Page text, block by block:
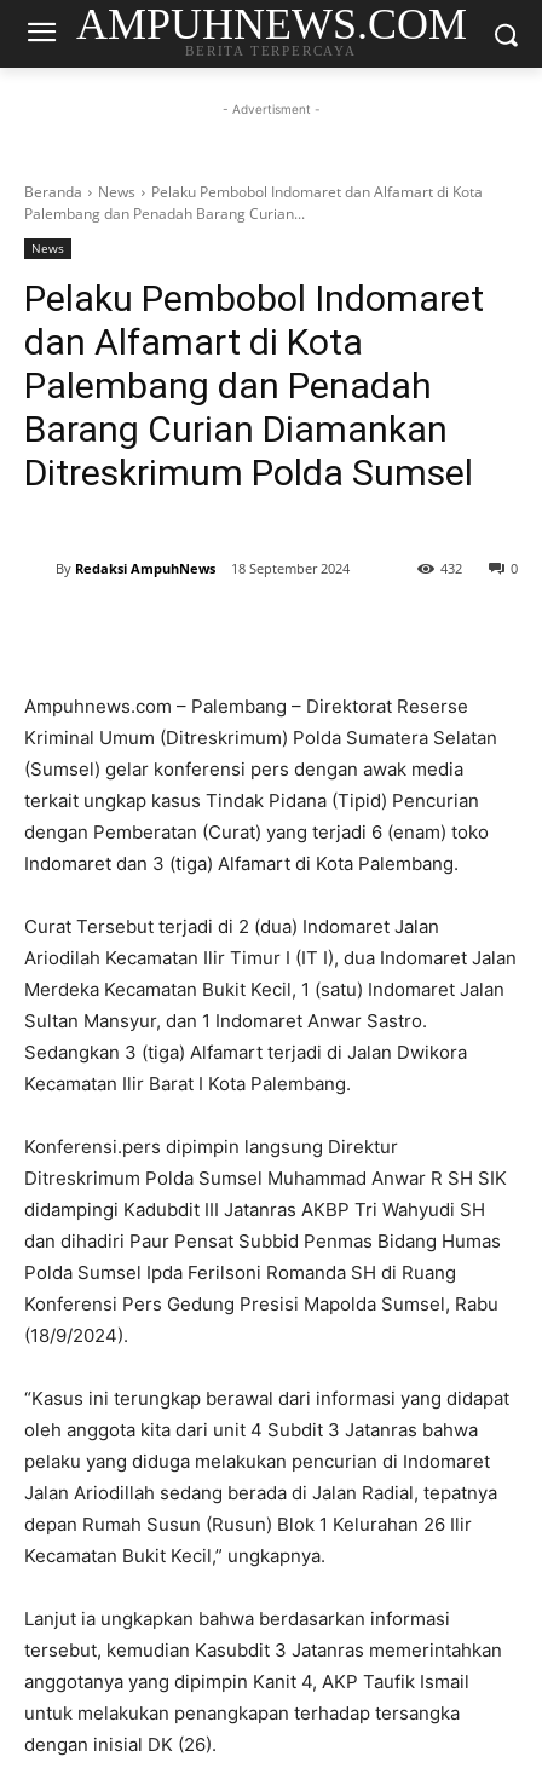
AMPUHNEWS.COM
BERITA TERPERCAYA
- Advertisment -
Beranda News
Pelaku Pembobol Indomaret dan Alfamart di Kota
Palembang dan Penadah Barang Curian...
News
Pelaku Pembobol Indomaret
dan Alfamart di Kota
Palembang dan Penadah
Barang Curian Diamankan
Ditreskrimum Polda Sumsel
By Redaksi AmpuhNews 18 September 2024 0
432
Ampuhnews.com – Palembang – Direktorat Reserse
Kriminal Umum (Ditreskrimum) Polda Sumatera Selatan
(Sumsel) gelar konferensi pers dengan awak media
terkait ungkap kasus Tindak Pidana (Tipid) Pencurian
dengan Pemberatan (Curat) yang terjadi 6 (enam) toko
Indomaret dan 3 (tiga) Alfamart di Kota Palembang.
Curat Tersebut terjadi di 2 (dua) Indomaret Jalan
Ariodilah Kecamatan Ilir Timur I (IT I), dua Indomaret Jalan
Merdeka Kecamatan Bukit Kecil, 1 (satu) Indomaret Jalan
Sultan Mansyur, dan 1 Indomaret Anwar Sastro.
Sedangkan 3 (tiga) Alfamart terjadi di Jalan Dwikora
Kecamatan Ilir Barat I Kota Palembang.
Konferensi.pers dipimpin langsung Direktur
Ditreskrimum Polda Sumsel Muhammad Anwar R SH SIK
didampingi Kadubdit III Jatanras AKBP Tri Wahyudi SH
dan dihadiri Paur Pensat Subbid Penmas Bidang Humas
Polda Sumsel Ipda Ferilsoni Romanda SH di Ruang
Konferensi Pers Gedung Presisi Mapolda Sumsel, Rabu
(18/9/2024).
“Kasus ini terungkap berawal dari informasi yang didapat
oleh anggota kita dari unit 4 Subdit 3 Jatanras bahwa
pelaku yang diduga melakukan pencurian di Indomaret
Jalan Ariodillah sedang berada di Jalan Radial, tepatnya
depan Rumah Susun (Rusun) Blok 1 Kelurahan 26 Ilir
Kecamatan Bukit Kecil,” ungkapnya.
Lanjut ia ungkapkan bahwa berdasarkan informasi
tersebut, kemudian Kasubdit 3 Jatanras memerintahkan
anggotanya yang dipimpin Kanit 4, AKP Taufik Ismail
untuk melakukan penangkapan terhadap tersangka
dengan inisial DK (26).